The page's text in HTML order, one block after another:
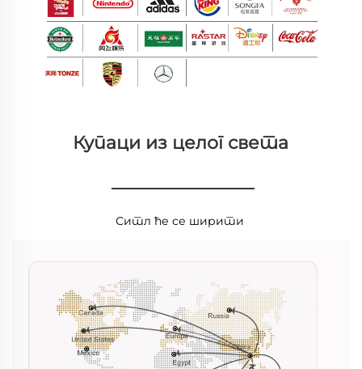
Купаци из целог света
________________
Ситл ће се ширити